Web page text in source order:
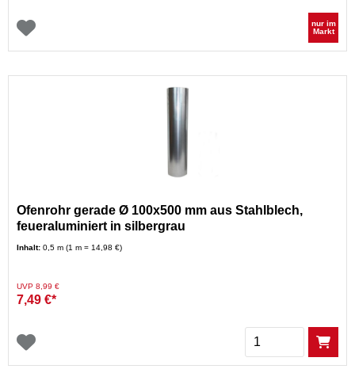
nur im
Markt
Ofenrohr gerade Ø 100x500 mm aus Stahlblech,
feueraluminiert in silbergrau
Inhalt: 0,5 m (1 m = 14,98 €)
Preis reduziert von
UVP 8,99 €auf
7,49 €*
Menge